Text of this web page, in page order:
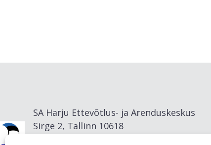
SA Harju Ettevõtlus- ja Arenduskeskus
Sirge 2, Tallinn 10618